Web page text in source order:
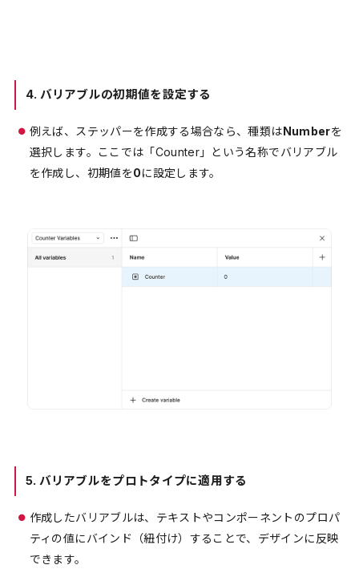
4. バリアブルの初期値を設定する
例えば、ステッパーを作成する場合なら、種類はNumberを
選択します。ここでは「Counter」という名称でバリアブル
を作成し、初期値を0に設定します。
5. バリアブルをプロトタイプに適用する
作成したバリアブルは、テキストやコンポーネントのプロパ
ティの値にバインド（紐付け）することで、デザインに反映
できます。